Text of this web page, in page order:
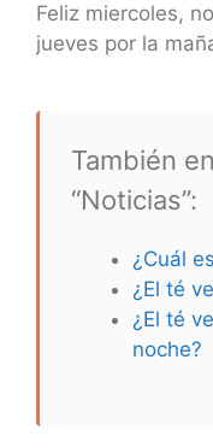
Feliz miercoles,
jueves por la
También
“Noticias”:
¿Cuál
¿El té
¿El té
noche?